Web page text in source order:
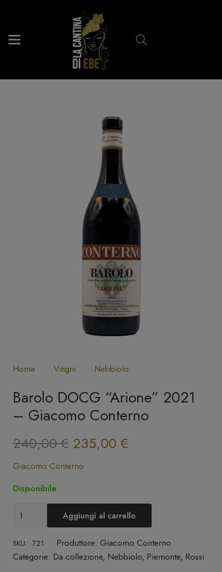
Home Vitigni Nebbiolo
Barolo DOCG “Arione” 2021
– Giacomo Conterno
240,00€ Il
prezzo
originale
240,00 €.
235,00€Il
235,00 €.
Giacomo Conterno
Disponibile
Barolo
"Arione"
2021
Aggiungi al carrello
SKU: 721 Produttore:Giacomo Conterno
Categorie: Da collezione, Nebbiolo, Piemonte, Rossi